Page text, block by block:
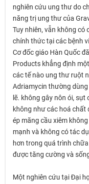
nghiên cứu ung thư do
năng trị ung thư của
Tuy nhiên, vẫn không
chính thức tại các bệnh
Cơ đốc giáo Hàn Quốc
Products khẳng định
các tế nào ung thư ruột
Adriamycin thường
lẽ. không gây nôn ói,
không như các hoá chất
ép mãng cầu xiêm
mạnh và không có tác
hơn trong quá trình
được tăng cường và
Một nghiên cứu tại Đại